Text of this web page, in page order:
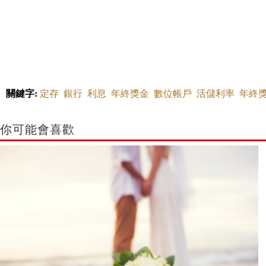
關鍵字: 定存 銀行 利息 年終獎金 數位帳戶 活儲利率 年終
你可能會喜歡